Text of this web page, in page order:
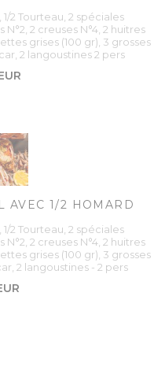
2 Tourteau, 2 spéciales
2 creuses N°4, 2 huitres
grises (100 gr), 3 grosses
2 langoustines 2 pers
AVEC 1/2 HOMARD
2 Tourteau, 2 spéciales
2 creuses N°4, 2 huitres
grises (100 gr), 3 grosses
2 langoustines - 2 pers